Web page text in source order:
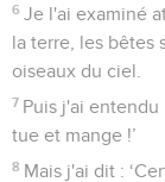
6 Je l'ai examiné
la terre, les bêtes
oiseaux du ciel.
7 Puis j'ai entendu
tue et mange !’
8 Mais j'ai dit :